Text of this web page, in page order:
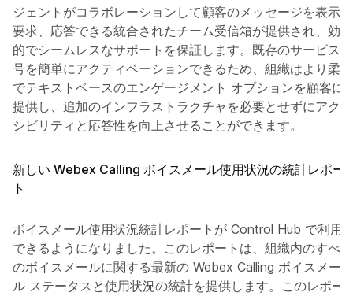
ジェントがコラボレーションして顧客のメッセージを表示、
要求、応答できる統合されたチーム受信箱が提供され、効率
的でシームレスなサポートを保証します。既存のサービス番
号を簡単にアクティベーションできるため、組織はより柔軟
でテキストベースのエンゲージメント オプションを顧客に
提供し、追加のインフラストラクチャを必要とせずにアクセ
シビリティと応答性を向上させることができます。
新しい Webex Calling ボイスメール使用状況の統計レポー
ト
ボイスメール使用状況統計レポートが Control Hub で利用
できるようになりました。このレポートは、組織内のすべて
のボイスメールに関する最新の Webex Calling ボイスメー
ル ステータスと使用状況の統計を提供します。このレポー